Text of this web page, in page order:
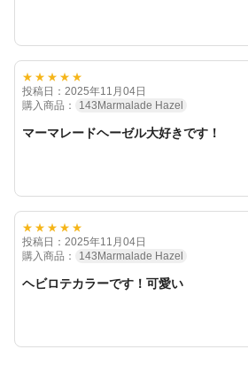
★★★★★
投稿日：2025年11月04日
購入商品：
143Marmalade Hazel
マーマレードヘーゼル大好きです！
★★★★★
投稿日：2025年11月04日
購入商品：
143Marmalade Hazel
ヘビロテカラーです！可愛い